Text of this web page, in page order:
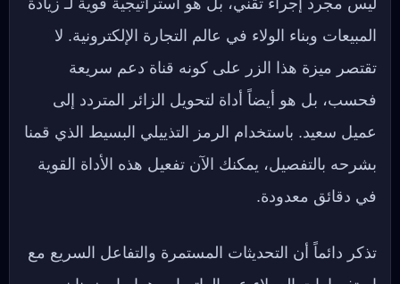
ليس مجرد إجراء تقني، بل هو استراتيجية قوية لـ زيادة
المبيعات وبناء الولاء في عالم التجارة الإلكترونية. لا
تقتصر ميزة هذا الزر على كونه قناة دعم سريعة
فحسب، بل هو أيضاً أداة لتحويل الزائر المتردد إلى
عميل سعيد. باستخدام الرمز التذييلي البسيط الذي قمنا
بشرحه بالتفصيل، يمكنك الآن تفعيل هذه الأداة القوية
في دقائق معدودة.
تذكر دائماً أن التحديثات المستمرة والتفاعل السريع مع